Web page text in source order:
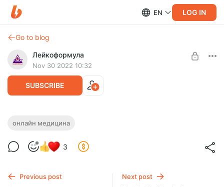
EN LOG IN
Go to blog
Лейкоформула
Nov 30 2022 10:32
SUBSCRIBE
Построение личного бренда врача
На видеозаписи подробно рассказал как с 2018 г. с идеи
PROэритробласт VII level
онлайн медицина
3
Previous post
Next post